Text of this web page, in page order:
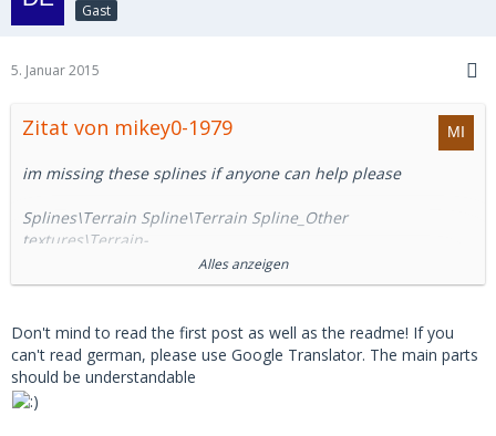
Gast
5. Januar 2015
Zitat von mikey0-1979
im missing these splines if anyone can help please
Splines\Terrain Spline\Terrain Spline_Other
textures\Terrain-
Spline_Origin_Gehweg\15mTerrain_Spline_Origin_Gehweg.sli
Splines\Terrain Spline\Terrain Spline_Other
Spline_Origin_Gehweg\20mTerrain_Spline_Origin_Gehweg.sli
Splines\Terrain Spline\Terrain Spline_Other
textures\Terrain-
Spline_Origin_Gehweg\4mTerrain_Spline_Origin_Gehweg.sli
Splines\Terrain Spline\Terrain Spline_Other
Alles anzeigen
Don't mind to read the first post as well as the readme! If you
can't read german, please use Google Translator. The main parts
should be understandable